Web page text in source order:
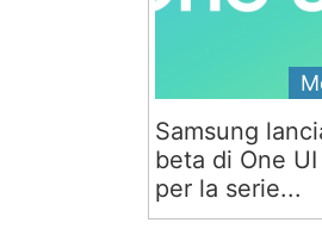
Samsung
beta di One
per la serie...